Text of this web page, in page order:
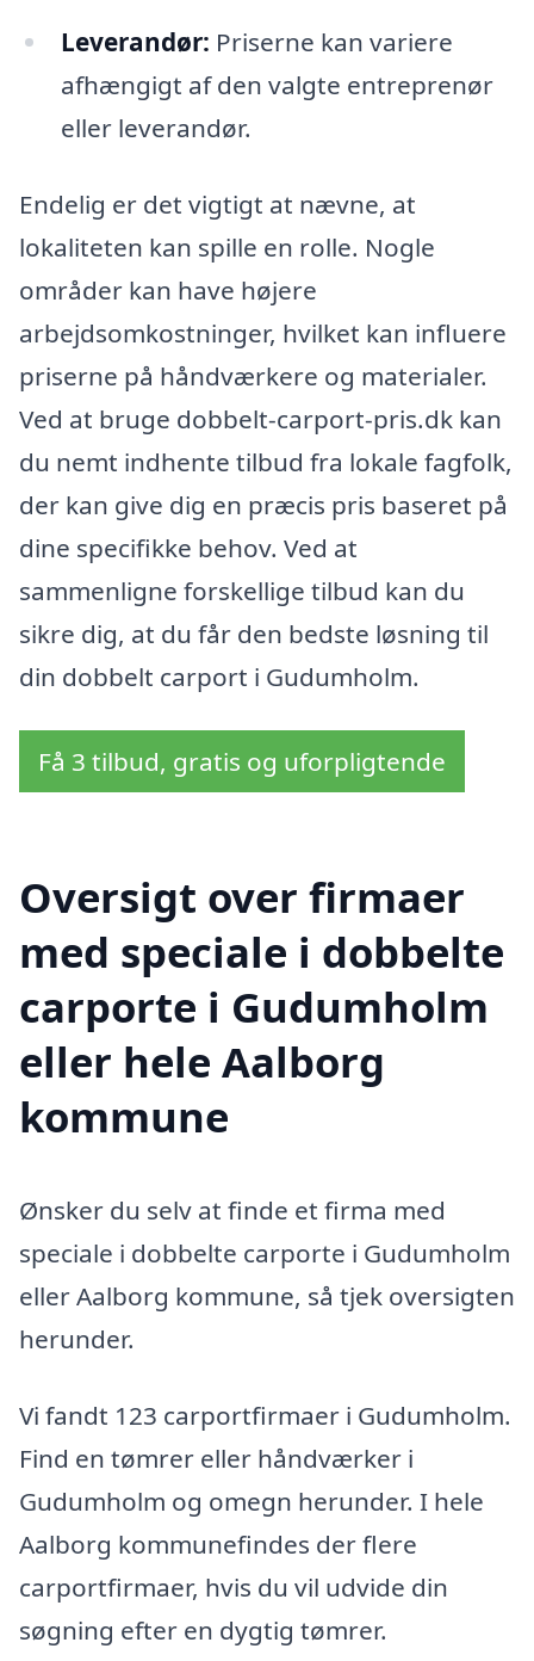
Leverandør: Priserne kan variere
afhængigt af den valgte entreprenør
eller leverandør.
Endelig er det vigtigt at nævne, at
lokaliteten kan spille en rolle. Nogle
områder kan have højere
arbejdsomkostninger, hvilket kan influere
priserne på håndværkere og materialer.
Ved at bruge dobbelt-carport-pris.dk kan
du nemt indhente tilbud fra lokale fagfolk,
der kan give dig en præcis pris baseret på
dine specifikke behov. Ved at
sammenligne forskellige tilbud kan du
sikre dig, at du får den bedste løsning til
din dobbelt carport i Gudumholm.
Få 3 tilbud, gratis og uforpligtende
Oversigt over firmaer
med speciale i dobbelte
carporte i Gudumholm
eller hele Aalborg
kommune
Ønsker du selv at finde et firma med
speciale i dobbelte carporte i Gudumholm
eller Aalborg kommune, så tjek oversigten
herunder.
Vi fandt 123 carportfirmaer i Gudumholm.
Find en tømrer eller håndværker i
Gudumholm og omegn herunder. I hele
Aalborg kommunefindes der flere
carportfirmaer, hvis du vil udvide din
søgning efter en dygtig tømrer.